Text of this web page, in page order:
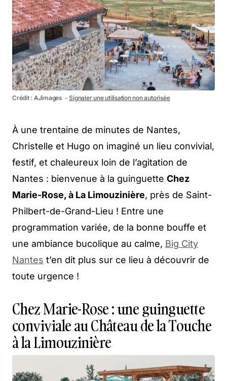
Crédit : AJimages －Signaler une utilisation non autorisée
À une trentaine de minutes de Nantes,
Christelle et Hugo on imaginé un lieu convivial,
festif, et chaleureux loin de l’agitation de
Nantes : bienvenue à la guinguette Chez
Marie-Rose, à La Limouzinière, près de Saint-
Philbert-de-Grand-Lieu ! Entre une
programmation variée, de la bonne bouffe et
une ambiance bucolique au calme, Big City
Nantes t’en dit plus sur ce lieu à découvrir de
toute urgence !
Chez Marie-Rose : une guinguette
conviviale au Château de la Touche
à la Limouzinière